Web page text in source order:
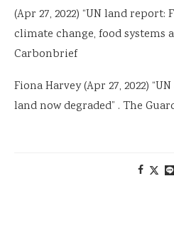
(Apr 27, 2022) “UN land report:
climate change, food systems
Carbonbrief
Fiona Harvey (Apr 27, 2022)
land now degraded” . The